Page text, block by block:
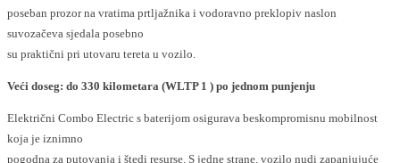
poseban prozor na vratima prtljažnika i vodoravno preklopiv naslon
suvozačeva sjedala posebno
su praktični pri utovaru tereta u vozilo.
Veći doseg: do 330 kilometara (WLTP 1 ) po jednom punjenju
Električni Combo Electric s baterijom osigurava beskompromisnu mobilnost
koja je iznimno
pogodna za putovanja i štedi resurse. S jedne strane, vozilo nudi zapanjujuće